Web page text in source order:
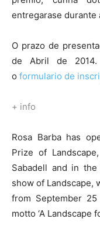
entregarase durante
O prazo de
de Abril de
o formulario de
+ info
Rosa Barba has
Prize of
Sabadell and in
show of Landscape,
from September
motto ‘A Landscape